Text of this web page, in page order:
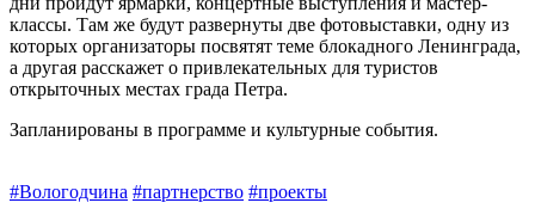
классы. Там же будут развернуты две фотовыставки, одну из
которых организаторы посвятят теме блокадного Ленинграда,
а другая расскажет о привлекательных для туристов
открыточных местах града Петра.
Запланированы в программе и культурные события.
#Вологодчина #партнерство #проекты